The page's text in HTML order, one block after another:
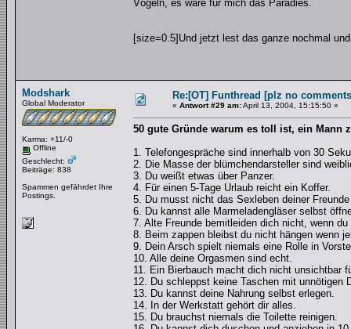
Vögeln, es wäre für mich das Paradies.
[size=0.5]Und jetzt lest das ganze nochmal
Modshark
Global Moderator
Karma: +11/-0
Offline
Geschlecht:
Beiträge: 838
Spammen gefährdet Ihre
Postings.
Re:[OT] Funthread [plz no
« Antwort #29 am:April 13, 2004, 15:15:50 »
50 gute Gründe warum es toll ist, ein Mann
1. Telefongespräche sind innerhalb von 30
2. Die Masse der blümchendarsteller sind
3. Du weißt etwas über Panzer.
4. Für einen 5-Tage Urlaub reicht ein Koffer.
5. Du musst nicht das Sexleben deiner
6. Du kannst alle Marmeladengläser selbst
7. Alte Freunde bemitleiden dich nicht, wenn
8. Beim zappen bleibst du nicht hängen wenn
9. Dein Arsch spielt niemals eine Rolle in
10. Alle deine Orgasmen sind echt.
11. Ein Bierbauch macht dich nicht unsichtbar
12. Du schleppst keine Taschen mit unnötigen
13. Du kannst deine Nahrung selbst erlegen.
14. In der Werkstatt gehört dir alles.
15. Du brauchst niemals die Toilette reinigen.